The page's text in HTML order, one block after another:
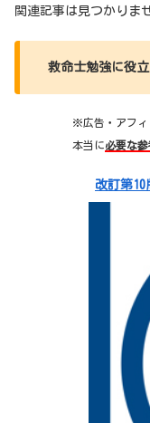
関連記事は見つかりま
救命士勉強に役
※広告・アフィ
本当に必要な
改訂第